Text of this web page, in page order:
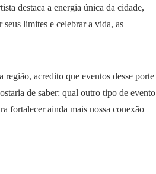
destaca a energia única da cidade,
seus limites e celebrar a vida, as
região, acredito que eventos desse porte
de saber: qual outro tipo de evento
fortalecer ainda mais nossa conexão